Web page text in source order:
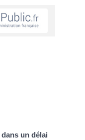
dans un délai